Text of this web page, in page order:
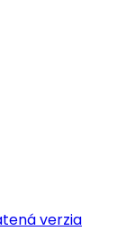
verzia